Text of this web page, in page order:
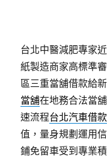
台北中醫減肥專家
紙製造商家高標準
區三重當舖借款給
當舖在地務合法當
速流程台北汽車借款
值，量身規劃運用
鋪免留車受到專業